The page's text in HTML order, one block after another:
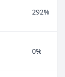
292%
0%